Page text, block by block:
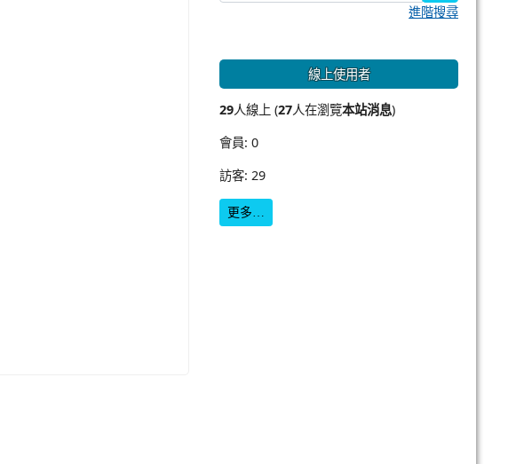
進階搜尋
線上使用者
29人線上 (27人在瀏覽本站消息)
會員: 0
訪客: 29
更多…